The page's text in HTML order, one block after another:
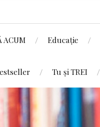
ACUM Educație
Tu și TREI